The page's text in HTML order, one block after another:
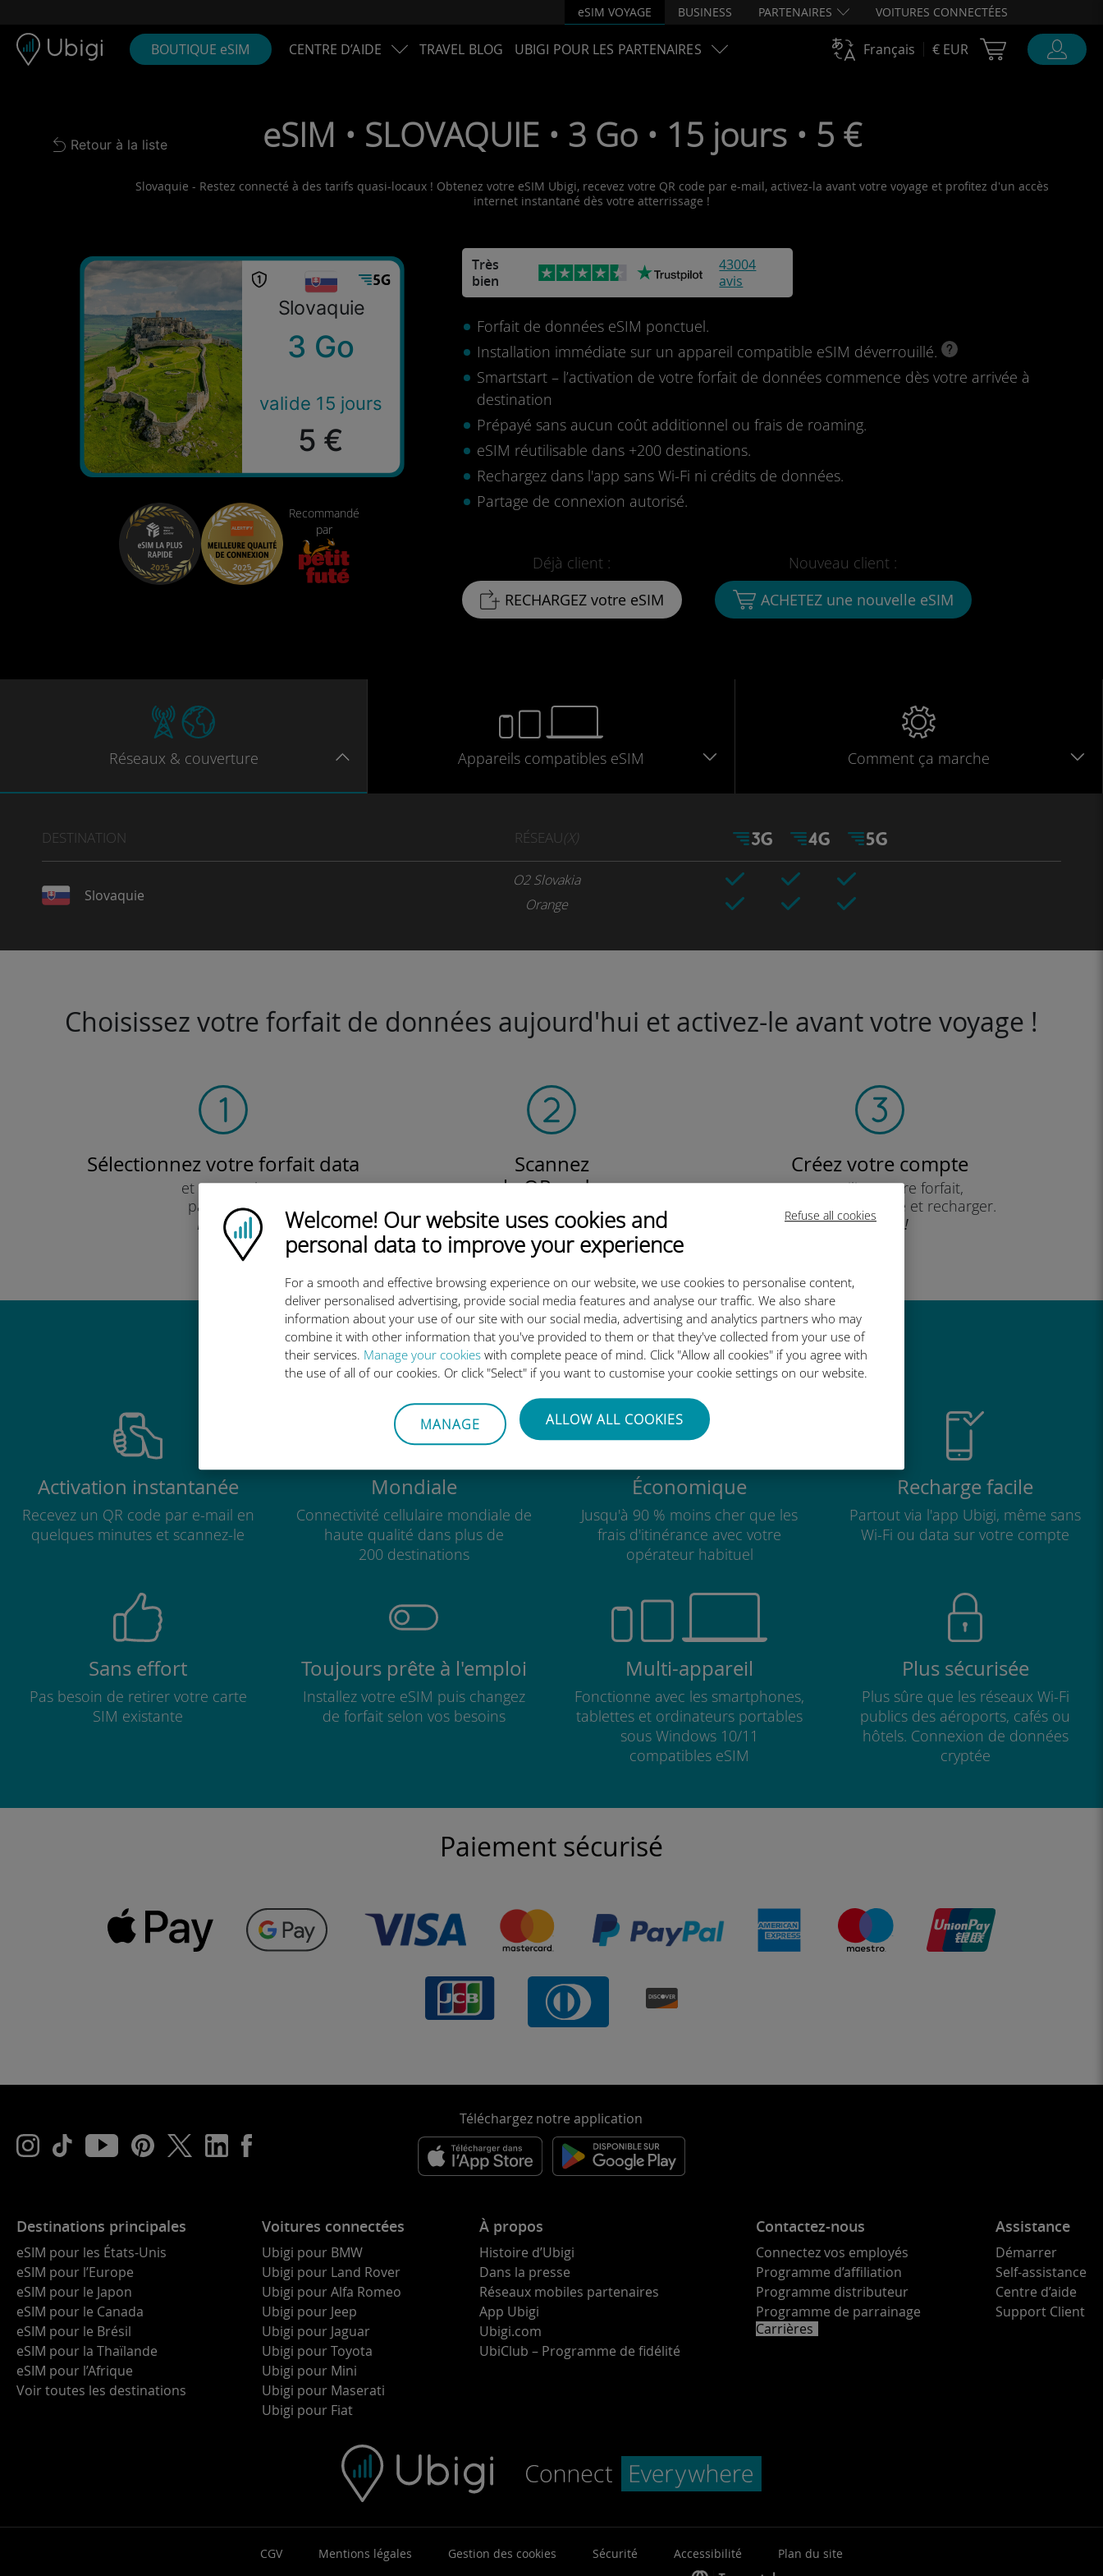
Refuse all cookies
Ubigi logo
Welcome! Our website uses cookies and
personal data to improve your experience
For a smooth and effective browsing experience on our website, we use cookies to personalise content,
deliver personalised advertising, provide social media features and analyse our traffic. We also share
information about your use of our site with our social media, advertising and analytics partners who may
combine it with other information that you've provided to them or that they've collected from your use of
their services. Manage your cookies with complete peace of mind. Click "Allow all cookies" if you agree with
the use of all of our cookies. Or click "Select" if you want to customise your cookie settings on our website.
MANAGE ALLOW ALL COOKIES
eSIM VOYAGE BUSINESS PARTENAIRES VOITURES CONNECTÉES
BOUTIQUE eSIM CENTRE D’AIDE TRAVEL BLOG UBIGI POUR LES PARTENAIRES Français € EUR Cart Ubigi
Back to list
Retour à la liste eSIM • SLOVAQUIE • 3 Go • 15 jours • 5 €
Slovaquie - Restez connecté à des tarifs quasi-locaux ! Obtenez votre eSIM Ubigi, recevez votre QR code par e-mail, activez-la avant votre voyage et profitez d'un accès
internet instantané dès votre atterrissage !
Slovaquie
3 Go
valide 15 jours
5 €
Recommandé
par
Très
bien
43004
avis
Forfait de données eSIM ponctuel.
Installation immédiate sur un appareil compatible eSIM déverrouillé.
Smartstart – l’activation de votre forfait de données commence dès votre arrivée à
destination
Prépayé sans aucun coût additionnel ou frais de roaming.
eSIM réutilisable dans +200 destinations.
Rechargez dans l'app sans Wi-Fi ni crédits de données.
Partage de connexion autorisé.
Déjà client :
RECHARGEZ votre eSIM
Nouveau client :
ACHETEZ une nouvelle eSIM
Réseaux & couverture Appareils compatibles eSIM Comment ça marche
DESTINATION RÉSEAU(X)
Slovaquie
O2 Slovakia
Orange
Choisissez votre forfait de données aujourd'hui et activez-le avant votre voyage !
Sélectionnez votre forfait data
et recevez-le
par e-mail.
Rapide !
Scannez
le QR code
pour activer votre forfait
et installer l'eSIM Ubigi.
Efficace !
Créez votre compte
pour utiliser votre forfait,
consulter votre solde et recharger.
Profitez !
Pourquoi l'eSIM internationale Ubigi est si bien
Activation instantanée
Recevez un QR code par e-mail en
quelques minutes et scannez-le
Mondiale
Connectivité cellulaire mondiale de
haute qualité dans plus de
200 destinations
Économique
Jusqu'à 90 % moins cher que les
frais d'itinérance avec votre
opérateur habituel
Recharge facile
Partout via l'app Ubigi, même sans
Wi-Fi ou data sur votre compte
Sans effort
Pas besoin de retirer votre carte
SIM existante
Toujours prête à l'emploi
Installez votre eSIM puis changez
de forfait selon vos besoins
Multi-appareil
Fonctionne avec les smartphones,
tablettes et ordinateurs portables
sous Windows 10/11
compatibles eSIM
Plus sécurisée
Plus sûre que les réseaux Wi-Fi
publics des aéroports, cafés ou
hôtels. Connexion de données
cryptée
Paiement sécurisé
Téléchargez notre application
Destinations principales
eSIM pour les États-Unis
eSIM pour l’Europe
eSIM pour le Japon
eSIM pour le Canada
eSIM pour le Brésil
eSIM pour la Thaïlande
eSIM pour l’Afrique
Voir toutes les destinations
Voitures connectées
Ubigi pour BMW
Ubigi pour Land Rover
Ubigi pour Alfa Romeo
Ubigi pour Jeep
Ubigi pour Jaguar
Ubigi pour Toyota
Ubigi pour Mini
Ubigi pour Maserati
Ubigi pour Fiat
À propos
Histoire d’Ubigi
Dans la presse
Réseaux mobiles partenaires
App Ubigi
Ubigi.com
UbiClub – Programme de fidélité
Contactez-nous
Connectez vos employés
Programme d’affiliation
Programme distributeur
Programme de parrainage
Carrières
Assistance
Démarrer
Self-assistance
Centre d’aide
Support Client
CGV Mentions légales Gestion des cookies Sécurité Accessibilité
Plan du site